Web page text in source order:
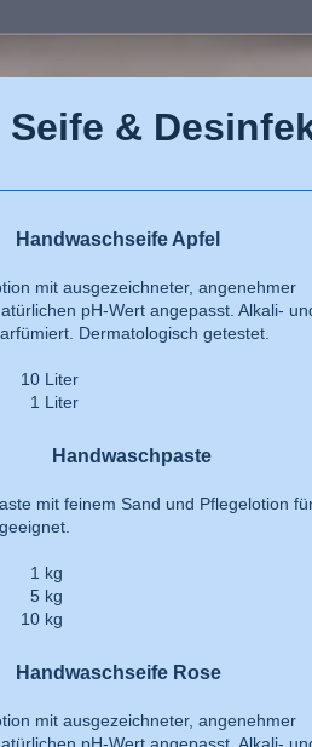
Seife &
Handwaschseife Apfel
mit ausgezeichneter, angenehmer
pH-Wert angepasst. Alkali-
Dermatologisch getestet.
Liter
Liter
Handwaschpaste
mit feinem Sand und Pflegelotion
1 kg
5 kg
kg
Handwaschseife Rose
mit ausgezeichneter, angenehmer